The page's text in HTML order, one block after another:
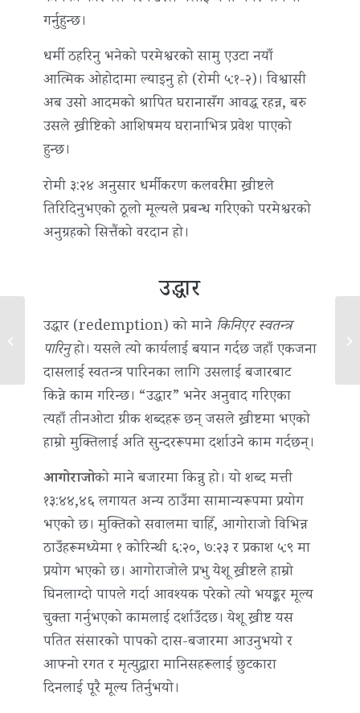
गर्नुहुन्छ।
धर्मी ठहरिनु भनेको परमेश्वरको सामु एउटा नयाँ
आत्मिक ओहोदामा ल्याइनु हो (रोमी ५:१-२)। विश्वासी
अब उसो आदमको श्रापित घरानासँग आवद्ध रहन्न, बरु
उसले ख्रीष्टिको आशिषमय घरानाभित्र प्रवेश पाएको
हुन्छ।
रोमी ३:२४ अनुसार धर्मीकरण कलवरीमा ख्रीष्टले
तिरिदिनुभएको ठूलो मूल्यले प्रबन्ध गरिएको परमेश्वरको
अनुग्रहको सित्तैंको वरदान हो।
उद्धार
उद्धार (redemption) को माने किनिएर स्वतन्त्र
पारिनुहो। यसले त्यो कार्यलाई बयान गर्दछ जहाँ एकजना
दासलाई स्वतन्त्र पारिनका लागि उसलाई बजारबाट
किन्ने काम गरिन्छ। “उद्धार” भनेर अनुवाद गरिएका
त्यहाँ तीनओटा ग्रीक शब्दहरू छन् जसले ख्रीष्टमा भएको
हाम्रो मुक्तिलाई अति सुन्दररूपमा दर्शाउने काम गर्दछन्।
आगोराजोको माने बजारमा किन्नु हो। यो शब्द मत्ती
१३:४४,४६ लगायत अन्य ठाउँमा सामान्यरूपमा प्रयोग
भएको छ। मुक्तिको सवालमा चाहिँ, आगोराजो विभिन्न
ठाउँहरूमध्येमा १ कोरिन्थी ६:२०, ७:२३ र प्रकाश ५:९ मा
प्रयोग भएको छ। आगोराजोले प्रभु येशू ख्रीष्टले हाम्रो
घिनलाग्दो पापले गर्दा आवश्यक परेको त्यो भयङ्कर मूल्य
चुक्ता गर्नुभएको कामलाई दर्शाउँदछ। येशू ख्रीष्ट यस
पतित संसारको पापको दास-बजारमा आउनुभयो र
आफ्नो रगत र मृत्युद्वारा मानिसहरूलाई छुटकारा
दिनलाई पूरै मूल्य तिर्नुभयो।
आधारात्मक बाइबल शब्दावली १